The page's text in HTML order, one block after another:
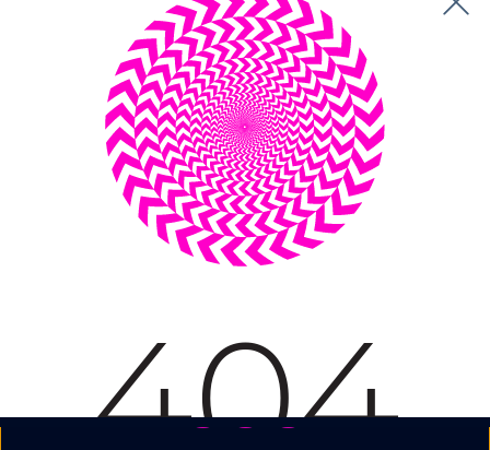
Nous contacter :
contact@agencelatoile.fr
55 rue la Boétie, 75008 Paris.
Nous suivre :